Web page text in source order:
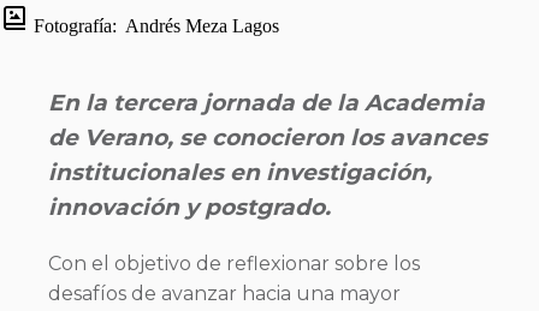
Fotografía: Andrés Meza Lagos
En la tercera jornada de la Academia
de Verano, se conocieron los avances
institucionales en investigación,
innovación y postgrado.
Con el objetivo de reflexionar sobre los
desafíos de avanzar hacia una mayor